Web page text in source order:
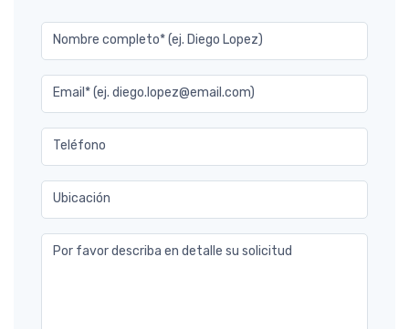
Nombre completo* (ej. Diego Lopez)
Email* (ej. diego.lopez@email.com)
Teléfono
Ubicación
Por favor describa en detalle su solicitud